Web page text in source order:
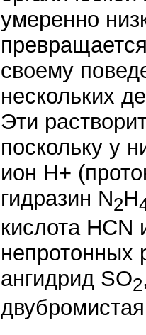
умеренно
своему
нескольких
Эти
поскольку у
ион Н+
гидразин N2Н
кислота
непротонных
ангидрид SO2